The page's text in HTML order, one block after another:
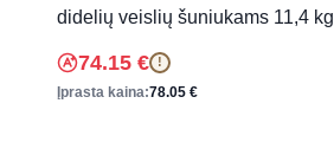
didelių veislių šuniukams 11,4 kg
74.15 € !
Įprasta kaina:78.05 €